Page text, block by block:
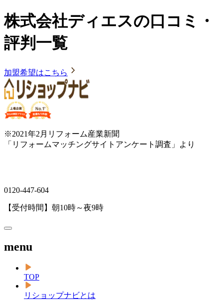
株式会社ディエスの口コミ・
評判一覧
加盟希望はこちら
※2021年2月リフォーム産業新聞
「リフォームマッチングサイトアンケート調査」より
0120-447-604
【受付時間】朝10時～夜9時
menu
TOP
リショップナビとは